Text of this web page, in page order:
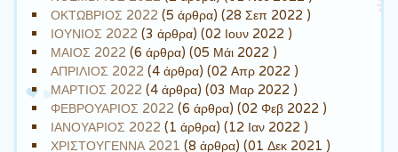
ΟΚΤΩΒΡΙΟΣ 2022 (5 άρθρα) (28 Σεπ 2022 )
ΙΟΥΝΙΟΣ 2022 (3 άρθρα) (02 Ιουν 2022 )
ΜΑΙΟΣ 2022 (6 άρθρα) (05 Μάι 2022 )
ΑΠΡΙΛΙΟΣ 2022 (4 άρθρα) (02 Απρ 2022 )
ΜΑΡΤΙΟΣ 2022 (4 άρθρα) (03 Μαρ 2022 )
ΦΕΒΡΟΥΑΡΙΟΣ 2022 (6 άρθρα) (02 Φεβ 2022 )
ΙΑΝΟΥΑΡΙΟΣ 2022 (1 άρθρα) (12 Ιαν 2022 )
ΧΡΙΣΤΟΥΓΕΝΝΑ 2021 (8 άρθρα) (01 Δεκ 2021 )